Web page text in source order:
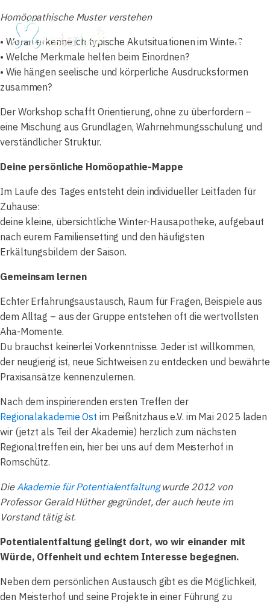
Homöopathische Muster verstehen
• Woran erkenne ich typische Akutsituationen im Winter?
• Welche Merkmale helfen beim Einordnen?
• Wie hängen seelische und körperliche Ausdrucksformen
zusammen?
Der Workshop schafft Orientierung, ohne zu überfordern –
eine Mischung aus Grundlagen, Wahrnehmungsschulung und
verständlicher Struktur.
Deine persönliche Homöopathie-Mappe
Im Laufe des Tages entsteht dein individueller Leitfaden für
Zuhause:
deine kleine, übersichtliche Winter-Hausapotheke, aufgebaut
nach eurem Familiensetting und den häufigsten
Erkältungsbildern der Saison.
Gemeinsam lernen
Echter Erfahrungsaustausch, Raum für Fragen, Beispiele aus
dem Alltag – aus der Gruppe entstehen oft die wertvollsten
Aha-Momente.
Du brauchst keinerlei Vorkenntnisse. Jeder ist willkommen,
der neugierig ist, neue Sichtweisen zu entdecken und bewährte
Praxisansätze kennenzulernen.
Nach dem inspirierenden ersten Treffen der
Regionalakademie Ost im Peißnitzhaus e.V. im Mai 2025 laden
wir (jetzt als Teil der Akademie) herzlich zum nächsten
Regionaltreffen ein, hier bei uns auf dem Meisterhof in
Romschütz.
DieAkademie für Potentialentfaltungwurde 2012 von
Professor Gerald Hüther gegründet, der auch heute im
Vorstand tätig ist.
Potentialentfaltung gelingt dort, wo wir einander mit
Würde, Offenheit und echtem Interesse begegnen.
Neben dem persönlichen Austausch gibt es die Möglichkeit,
den Meisterhof und seine Projekte in einer Führung zu